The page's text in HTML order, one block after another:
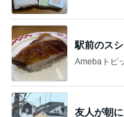
駅前のス
Amebaトピ
友人が朝